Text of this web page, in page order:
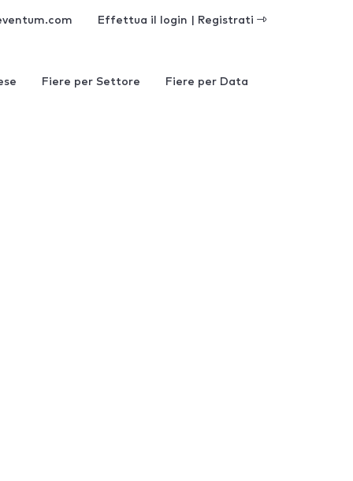
Effettua il login | Registrati
Fiere per Settore Fiere per Data